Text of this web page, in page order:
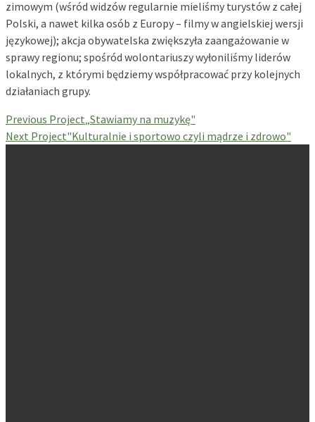
zimowym (wśród widzów regularnie mieliśmy turystów z całej
Polski, a nawet kilka osób z Europy – filmy w angielskiej wersji
językowej); akcja obywatelska zwiększyła zaangażowanie w
sprawy regionu; spośród wolontariuszy wyłoniliśmy liderów
lokalnych, z którymi będziemy współpracować przy kolejnych
działaniach grupy.
Previous Project„Stawiamy na muzykę"
Next Project"Kulturalnie i sportowo czyli mądrze i zdrowo"